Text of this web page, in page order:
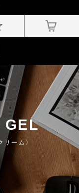
GEL
リーム〉